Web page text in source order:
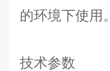
的环境下使用。
技术参数